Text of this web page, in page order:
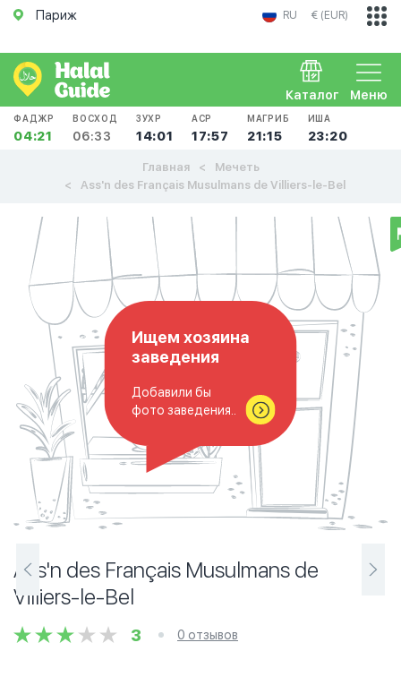
Париж RU € (EUR)
Меню
Каталог
ФАДЖР
04:21
ВОСХОД
06:33
ЗУХР
14:01
АСР
17:57
МАГРИБ
21:15
ИША
23:20
Главная
Мечеть
Ass'n des Français Musulmans de Villiers-le-Bel
Ищем хозяина
заведения
Добавили бы
фото заведения..
Ass'n des Français Musulmans de
Villiers-le-Bel
3 0 отзывов